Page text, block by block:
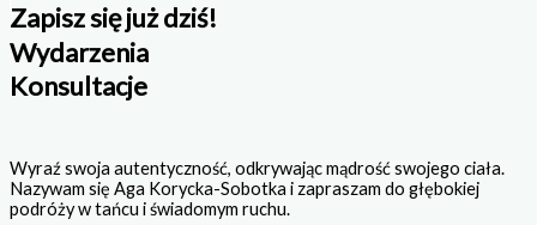
Zapisz się już dziś!
Wydarzenia
Konsultacje
Wyraź swoja autentyczność, odkrywając mądrość swojego ciała.
Nazywam się Aga Korycka-Sobotka i zapraszam do głębokiej
podróży w tańcu i świadomym ruchu.